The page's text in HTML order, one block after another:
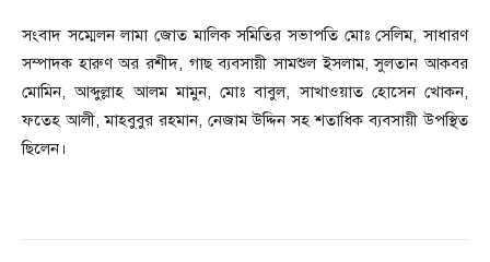
সংবাদ সম্মেলন লামা জোত মালিক সমিতির সভাপতি মোঃ সেলিম, সাধারণ
সম্পাদক হারুণ অর রশীদ, গাছ ব্যবসায়ী সামশুল ইসলাম, সুলতান আকবর
মোমিন, আব্দুল্লাহ আলম মামুন, মোঃ বাবুল, সাখাওয়াত হোসেন খোকন,
ফতেহ আলী, মাহবুবুর রহমান, নেজাম উদ্দিন সহ শতাধিক ব্যবসায়ী উপস্থিত
ছিলেন।